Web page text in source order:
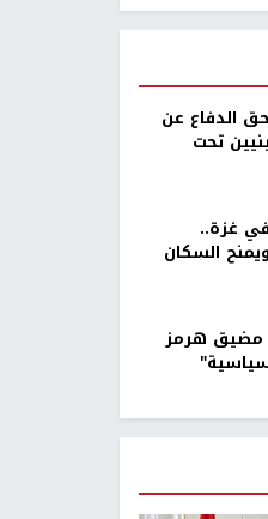
الدفاع عن
تحت
غزة..
السكان
مضيق هرمز